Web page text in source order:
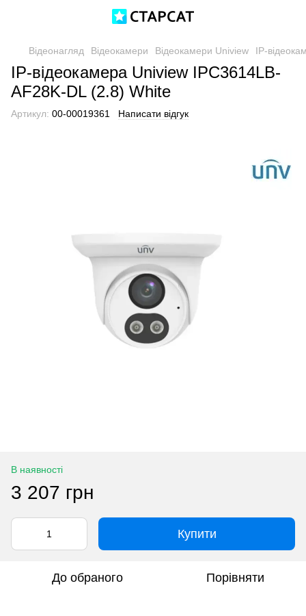
Відеонагляд Відеокамери Відеокамери Uniview IP-
IP-відеокамера Uniview IPC3614LB-
AF28K-DL (2.8) White
Артикул: 00-00019361 Написати відгук
В наявності
3 207 грн
Купити
До обраного Порівняти